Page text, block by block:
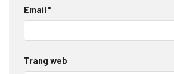
Email *
Trang web